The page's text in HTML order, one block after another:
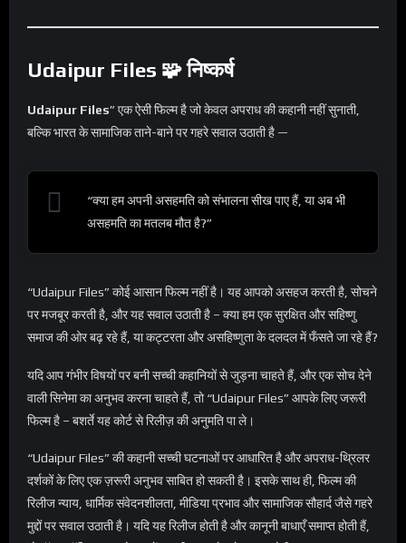
Udaipur Files 🧩 निष्कर्ष
Udaipur Files” एक ऐसी फिल्म है जो केवल अपराध की कहानी नहीं सुनाती,
बल्कि भारत के सामाजिक ताने-बाने पर गहरे सवाल उठाती है —
“क्या हम अपनी असहमति को संभालना सीख पाए हैं, या अब भी
असहमति का मतलब मौत है?”
“Udaipur Files” कोई आसान फिल्म नहीं है। यह आपको असहज करती है, सोचने
पर मजबूर करती है, और यह सवाल उठाती है – क्या हम एक सुरक्षित और सहिष्णु
समाज की ओर बढ़ रहे हैं, या कट्टरता और असहिष्णुता के दलदल में फँसते जा रहे हैं?
यदि आप गंभीर विषयों पर बनी सच्ची कहानियों से जुड़ना चाहते हैं, और एक सोच देने
वाली सिनेमा का अनुभव करना चाहते हैं, तो “Udaipur Files” आपके लिए जरूरी
फिल्म है – बशर्ते यह कोर्ट से रिलीज़ की अनुमति पा ले।
“Udaipur Files” की कहानी सच्ची घटनाओं पर आधारित है और अपराध-थ्रिलर
दर्शकों के लिए एक ज़रूरी अनुभव साबित हो सकती है। इसके साथ ही, फिल्म की
रिलीज न्याय, धार्मिक संवेदनशीलता, मीडिया प्रभाव और सामाजिक सौहार्द जैसे गहरे
मुद्दों पर सवाल उठाती है। यदि यह रिलीज होती है और कानूनी बाधाएँ समाप्त होती हैं,